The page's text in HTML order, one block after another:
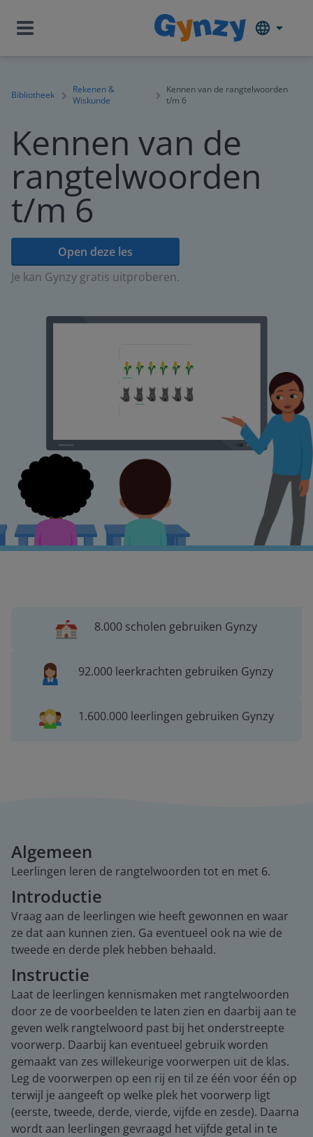
Bibliotheek
Rekenen &
Wiskunde
Kennen van de rangtelwoorden
t/m 6
Kennen van de
rangtelwoorden
t/m 6
Open deze les
Je kan Gynzy gratis uitproberen.
8.000 scholen gebruiken Gynzy
92.000 leerkrachten gebruiken Gynzy
1.600.000 leerlingen gebruiken Gynzy
Algemeen
Leerlingen leren de rangtelwoorden tot en met 6.
Introductie
Vraag aan de leerlingen wie heeft gewonnen en waar
ze dat aan kunnen zien. Ga eventueel ook na wie de
tweede en derde plek hebben behaald.
Instructie
Laat de leerlingen kennismaken met rangtelwoorden
door ze de voorbeelden te laten zien en daarbij aan te
geven welk rangtelwoord past bij het onderstreepte
voorwerp. Daarbij kan eventueel gebruik worden
gemaakt van zes willekeurige voorwerpen uit de klas.
Leg de voorwerpen op een rij en til ze één voor één op
terwijl je aangeeft op welke plek het voorwerp ligt
(eerste, tweede, derde, vierde, vijfde en zesde). Daarna
wordt aan leerlingen gevraagd het vijfde getal in te